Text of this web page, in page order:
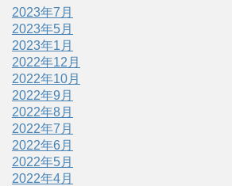
2023年7月
2023年5月
2023年1月
2022年12月
2022年10月
2022年9月
2022年8月
2022年7月
2022年6月
2022年5月
2022年4月